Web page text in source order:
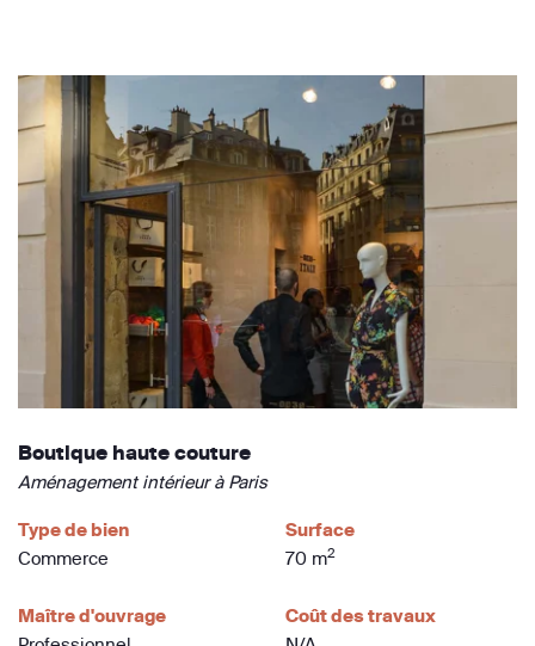
Boutique haute couture
Aménagement intérieur à Paris
Type de bien
Commerce
Surface
70 m2
Maître d'ouvrage
Coût des travaux